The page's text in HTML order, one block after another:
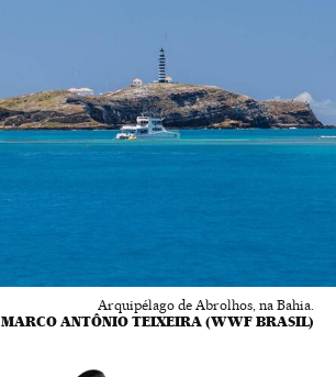
Arquipélago de Abrolhos, na Bahia.
MARCO ANTÔNIO TEIXEIRA (WWF BRASIL)